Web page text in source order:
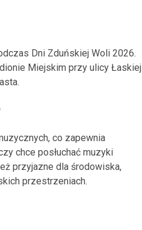
Dni Zduńskiej Woli 2026.
Miejskim przy ulicy Łaskiej
co zapewnia
chce posłuchać muzyki
przyjazne dla środowiska,
przestrzeniach.